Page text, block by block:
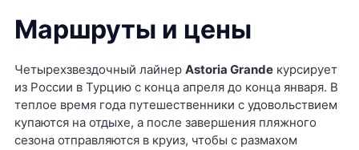
Маршруты и цены
Четырехзвездочный лайнер Astoria Grandeкурсирует
из России в Турцию с конца апреля до конца января. В
теплое время года путешественники с удовольствием
купаются на отдыхе, а после завершения пляжного
сезона отправляются в круиз, чтобы с размахом